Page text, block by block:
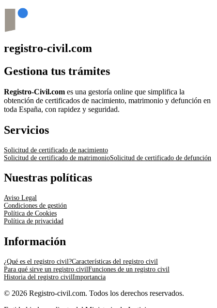
registro-civil.com
Gestiona tus trámites
Registro-Civil.com es una gestoría online que simplifica la
obtención de certificados de nacimiento, matrimonio y defunción en
toda España, con rapidez y seguridad.
Servicios
Solicitud de certificado de nacimiento
Solicitud de certificado de matrimonioSolicitud de certificado de defunción
Nuestras políticas
Aviso Legal
Condiciones de gestión
Política de Cookies
Política de privacidad
Información
¿Qué es el registro civil?Características del registro civil
Para qué sirve un registro civilFunciones de un registro civil
Historia del registro civilImportancia
© 2026 Registro-civil.com. Todos los derechos reservados.